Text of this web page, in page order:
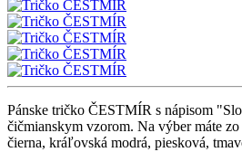
Pánske tričko ČESTMÍR s nápisom
čičmianskym vzorom. Na výber máte
čierna, kráľovská modrá, piesková,